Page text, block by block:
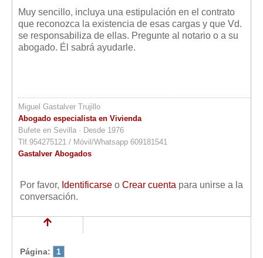
Muy sencillo, incluya una estipulación en el contrato
que reconozca la existencia de esas cargas y que Vd.
se responsabiliza de ellas. Pregunte al notario o a su
abogado. Él sabrá ayudarle.
Miguel Gastalver Trujillo
Abogado especialista en Vivienda
Bufete en Sevilla · Desde 1976
Tlf.954275121 / Móvil/Whatsapp 609181541
Gastalver Abogados
Por favor, Identificarse o Crear cuenta para unirse a la
conversación.
Página: 1